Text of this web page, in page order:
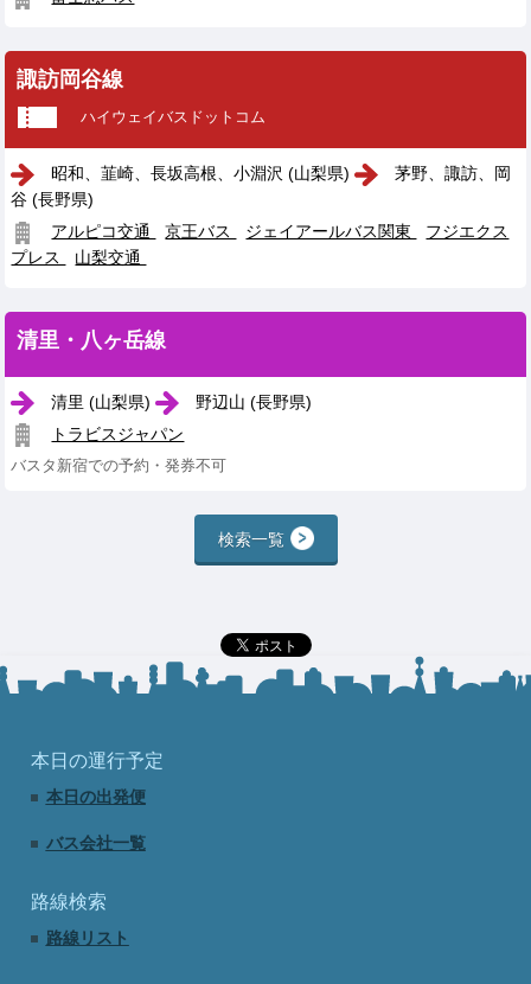
諏訪岡谷線
ハイウェイバスドットコム
昭和、韮崎、長坂高根、小淵沢 (山梨県)
茅野、諏訪、岡
谷 (長野県)
アルピコ交通
京王バス ジェイアールバス関東
フジエクス
プレス
山梨交通
清里・八ヶ岳線
清里 (山梨県)
野辺山 (長野県)
トラビスジャパン
バスタ新宿での予約・発券不可
検索一覧
本日の運行予定
本日の出発便
バス会社一覧
路線検索
路線リスト